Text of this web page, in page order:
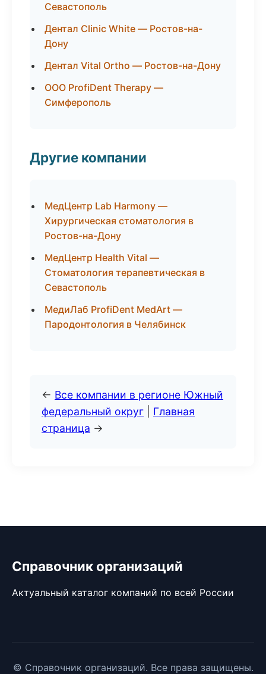
Севастополь
Дентал Clinic White — Ростов-на-
Дону
Дентал Vital Ortho — Ростов-на-Дону
ООО ProfiDent Therapy —
Симферополь
Другие компании
МедЦентр Lab Harmony —
Хирургическая стоматология в
Ростов-на-Дону
МедЦентр Health Vital —
Стоматология терапевтическая в
Севастополь
МедиЛаб ProfiDent MedArt —
Пародонтология в Челябинск
← Все компании в регионе Южный
федеральный округ
Главная
страница →
Справочник организаций
Актуальный каталог компаний по всей России
© Справочник организаций. Все права защищены.